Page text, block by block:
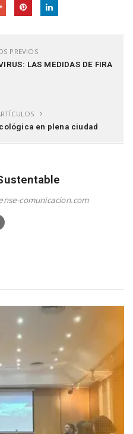
PREVIOS
LAS MEDIDAS DE FIRA
en plena ciudad
comunicacion.com